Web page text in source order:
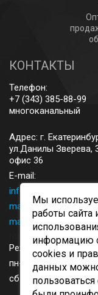
КОНТАКТЫ
Телефон:
+7 (343) 385-88-99
многоканальный
Адрес: г.
ул.Данилы Зверева,
офис 36
E-mail:
info@came-ekb.ru
manager@came-
manager2@came-
https://tt.me/came-
Режим работы:
пн-пт: с 8:00-17:00
сб-вск: выходные
Мы
работы сайта
информацию
cookies и
данных